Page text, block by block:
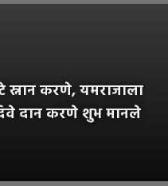
स्नान करणे, यमराजाला
दान करणे शुभ मानले